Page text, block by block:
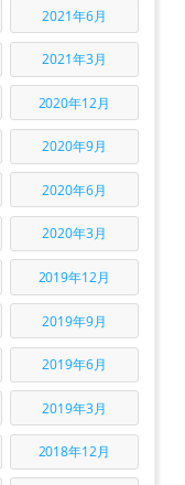
2021年6月
2021年3月
2020年12月
2020年9月
2020年6月
2020年3月
2019年12月
2019年9月
2019年6月
2019年3月
2018年12月